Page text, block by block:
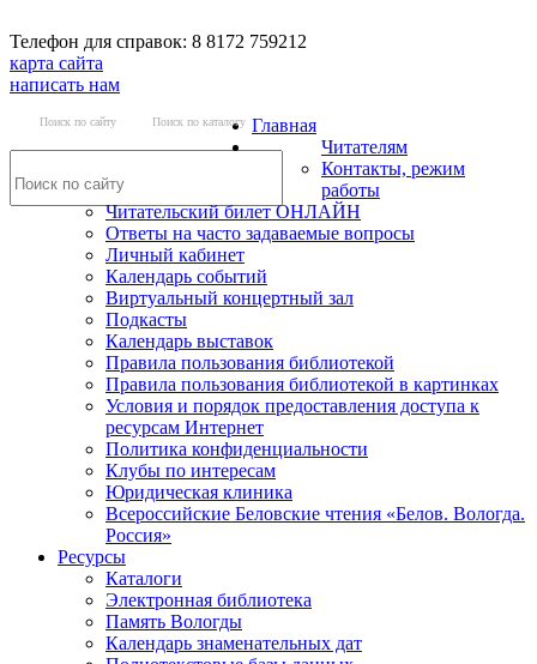
Телефон для справок: 8 8172 759212
карта сайта
написать нам
Поиск по сайту Поиск по каталогу Главная
Читателям
Контакты, режим
работы
Читательский билет ОНЛАЙН
Ответы на часто задаваемые вопросы
Личный кабинет
Календарь событий
Виртуальный концертный зал
Подкасты
Календарь выставок
Правила пользования библиотекой
Правила пользования библиотекой в картинках
Условия и порядок предоставления доступа к
ресурсам Интернет
Политика конфиденциальности
Клубы по интересам
Юридическая клиника
Всероссийские Беловские чтения «Белов. Вологда.
Россия»
Ресурсы
Каталоги
Электронная библиотека
Память Вологды
Календарь знаменательных дат